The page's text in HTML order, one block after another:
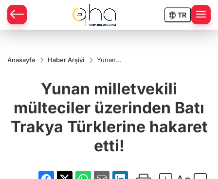
TR
Anasayfa Haber Arşivi
Yunan
üzerinden
Batı
Türklerine
hakaret
etti!
Yunan milletvekili
mülteciler üzerinden Batı
Trakya Türklerine hakaret
etti!